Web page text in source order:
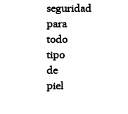
seguridad
para
todo
tipo
de
piel